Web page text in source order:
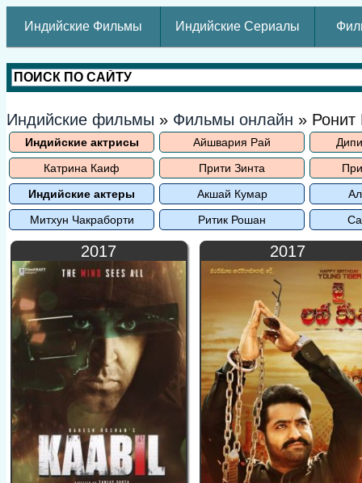
Индийские Фильмы Индийские Сериалы
Индийские фильмы » Фильмы онлайн » Ронит
Индийские актрисы Айшвария Рай
Катрина Каиф
Прити Зинта
Индийские актеры
Акшай Кумар
Митхун Чакраборти
Ритик Рошан
2017 2017